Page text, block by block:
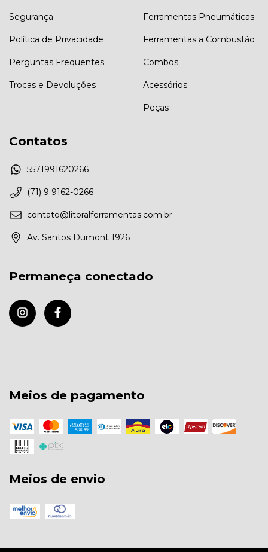
Segurança
Política de Privacidade
Perguntas Frequentes
Trocas e Devoluções
Ferramentas Pneumáticas
Ferramentas a Combustão
Combos
Acessórios
Peças
Contatos
5571991620266
(71) 9 9162-0266
contato@litoralferramentas.com.br
Av. Santos Dumont 1926
Permaneça conectado
Meios de pagamento
Meios de envio